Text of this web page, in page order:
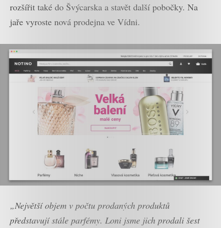
rozšířit také do Švýcarska a stavět další pobočky. Na
jaře vyroste nová prodejna ve Vídni.
„Největší objem v počtu prodaných produktů
představují stále parfémy. Loni jsme jich prodali šest